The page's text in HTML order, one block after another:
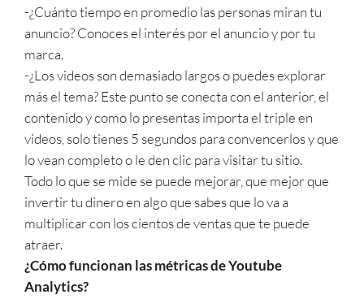
-¿Cuánto tiempo en promedio las personas miran tu
anuncio? Conoces el interés por el anuncio y por tu
marca.
-¿Los videos son demasiado largos o puedes explorar
más el tema? Este punto se conecta con el anterior, el
contenido y como lo presentas importa el triple en
videos, solo tienes 5 segundos para convencerlos y que
lo vean completo o le den clic para visitar tu sitio.
Todo lo que se mide se puede mejorar, que mejor que
invertir tu dinero en algo que sabes que lo va a
multiplicar con los cientos de ventas que te puede
atraer.
¿Cómo funcionan las métricas de Youtube
Analytics?